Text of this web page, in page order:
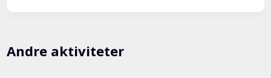
Andre aktiviteter